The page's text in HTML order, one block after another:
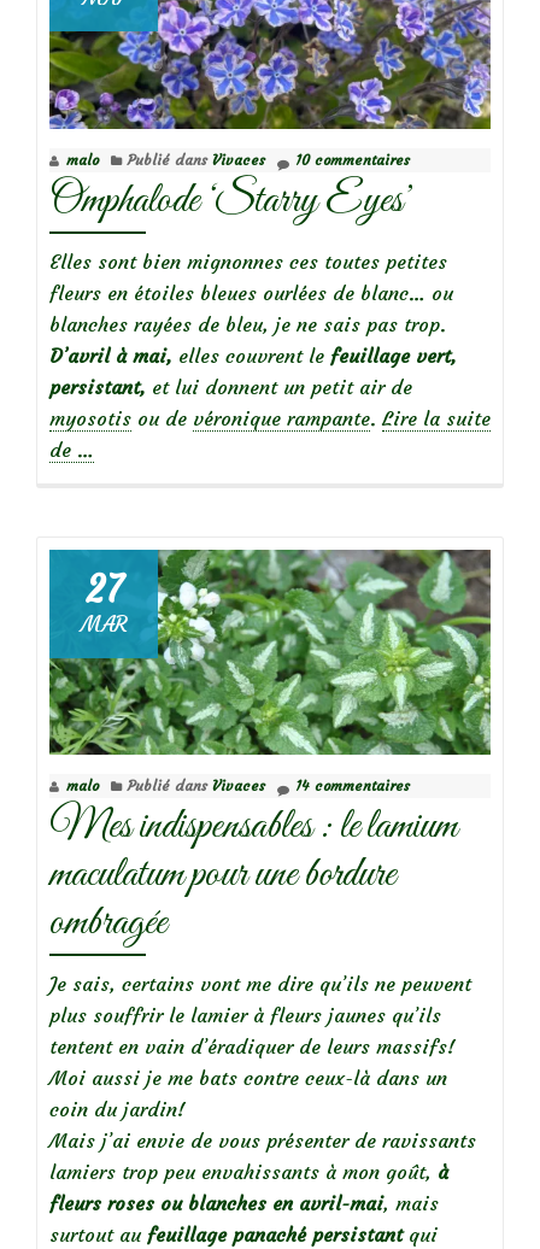
malo Publié dans Vivaces 10 commentaires
Omphalode ‘Starry Eyes’
Elles sont bien mignonnes ces toutes petites
fleurs en étoiles bleues ourlées de blanc… ou
blanches rayées de bleu, je ne sais pas trop.
D’avril à mai, elles couvrent le feuillage vert,
persistant, et lui donnent un petit air de
myosotis ou de véronique rampante. Lire la suite
de
Eyes’
…
27
MAR
malo Publié dans Vivaces 14 commentaires
Mes indispensables : le lamium
maculatum pour une bordure
ombragée
Je sais, certains vont me dire qu’ils ne peuvent
plus souffrir le lamier à fleurs jaunes qu’ils
tentent en vain d’éradiquer de leurs massifs!
Moi aussi je me bats contre ceux-là dans un
coin du jardin!
Mais j’ai envie de vous présenter de ravissants
lamiers trop peu envahissants à mon goût, à
fleurs roses ou blanches en avril-mai, mais
surtout au feuillage panaché persistantqui